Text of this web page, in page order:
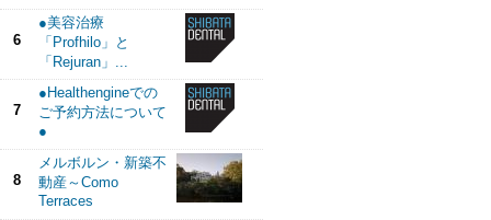
6
●美容治療
「Profhilo」と
「Rejuran」...
7
●Healthengineでの
ご予約方法について
●
8
メルボルン・新築不
動産～Como
Terraces